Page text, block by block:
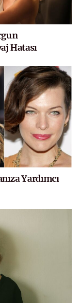
Hatası
Yardımcı